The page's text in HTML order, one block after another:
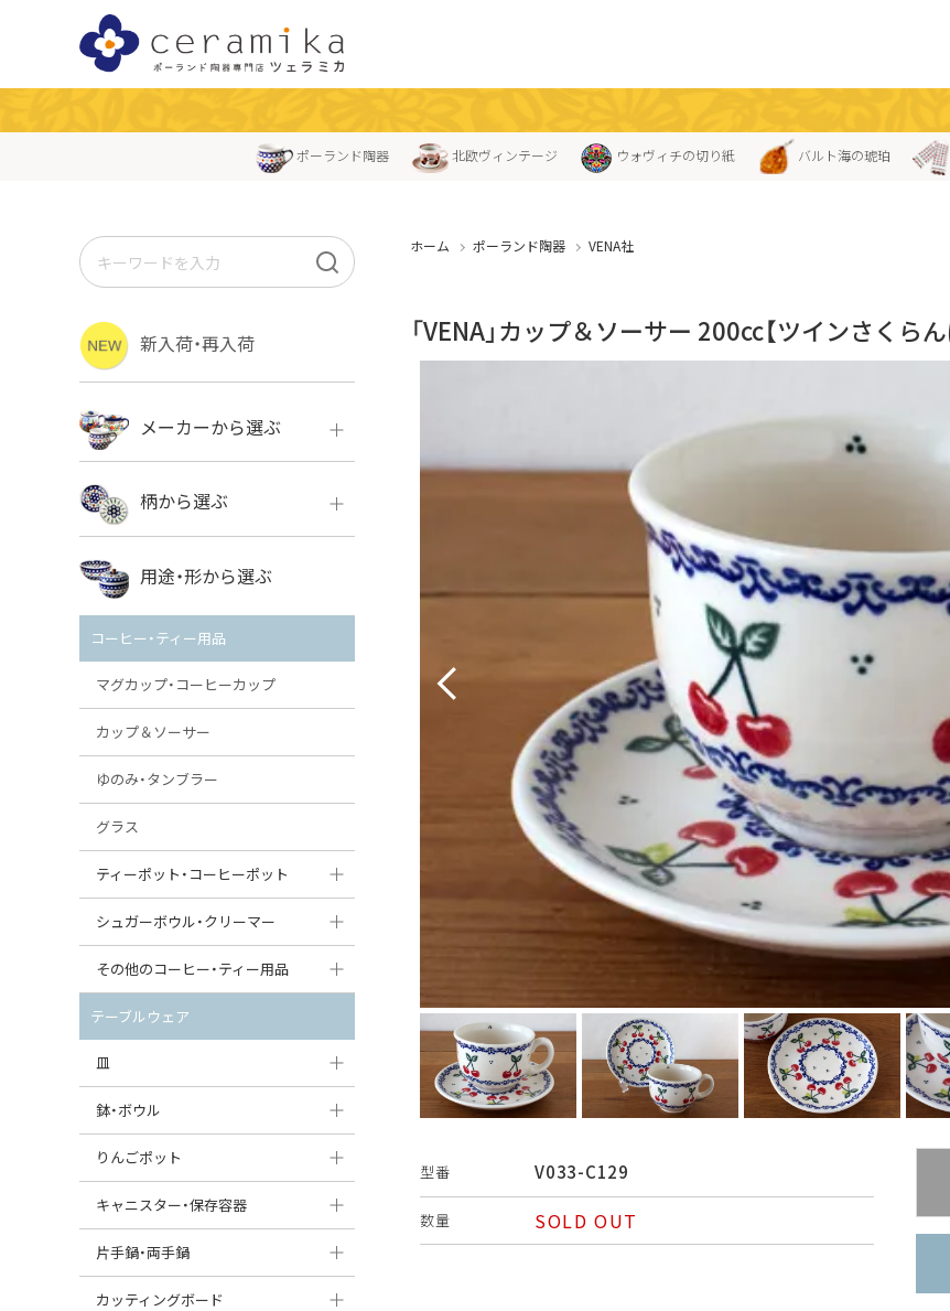
ポーランド陶器 北欧ヴィンテージ ウォヴィチの切り紙 バルト海の琥珀
ホーム ポーランド陶器 VENA社
「VENA」カップ＆ソーサー 200cc【ツインさくらん
型番 V033-C129
数量
SOLD OUT
新入荷・再入荷
メーカーから選ぶ
ボレス
VENA
ミレナ
柄から選ぶ
ボレス
用途・形から選ぶ
コーヒー・ティー用品
マグカップ・コーヒーカップ
カップ＆ソーサー
ゆのみ・タンブラー
グラス
ティーポット・コーヒーポット
ティーポット
コーヒーポット
シュガーボウル・クリーマー
シュガーボウル
クリーマー
その他のコーヒー・ティー用品
ポットウォーマー
ピッチャー
コーヒードリッパー
すべて見る
テーブルウェア
皿
大皿（24cm〜）
中皿（18〜24cm）
丸皿
鉢・ボウル
大鉢（21cm〜）
中鉢（16〜21cm）
りんごポット
りんごポット
りんごポット小
キャニスター・保存容器
キャニスター
つぼ
片手鍋・両手鍋
ソースパン（片手鍋）
カッティングボード